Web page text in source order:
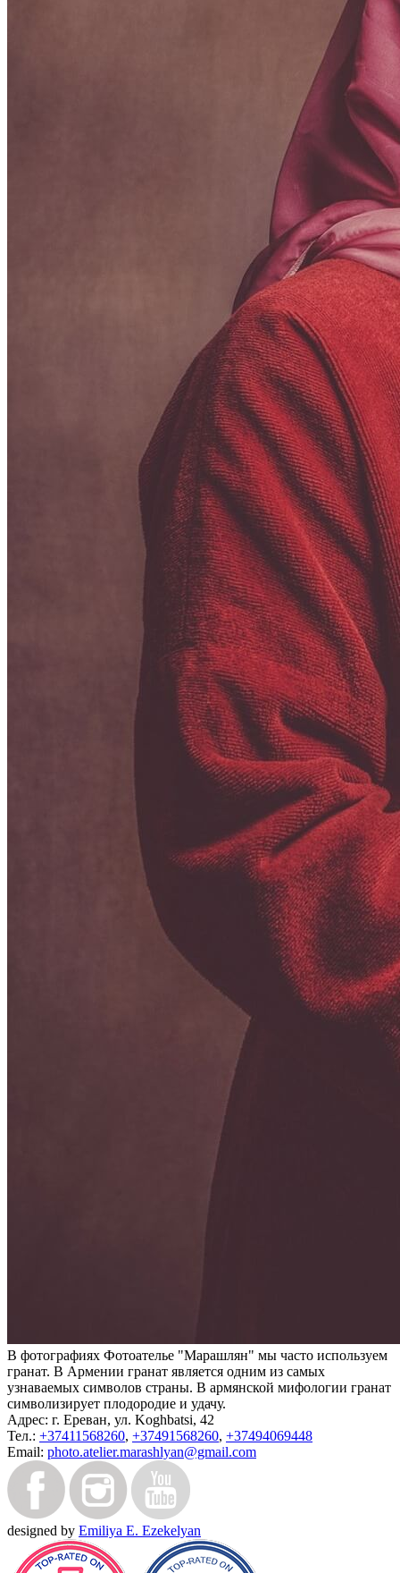
В фотографиях Фотоателье "Марашлян" мы часто используем
гранат. В Армении гранат является одним из самых
узнаваемых символов страны. В армянской мифологии гранат
символизирует плодородие и удачу.
Адрес: г. Ереван, ул. Koghbatsi, 42
Тел.: +37411568260, +37491568260, +37494069448
Email: photo.atelier.marashlyan@gmail.com
designed by Emiliya E. Ezekelyan